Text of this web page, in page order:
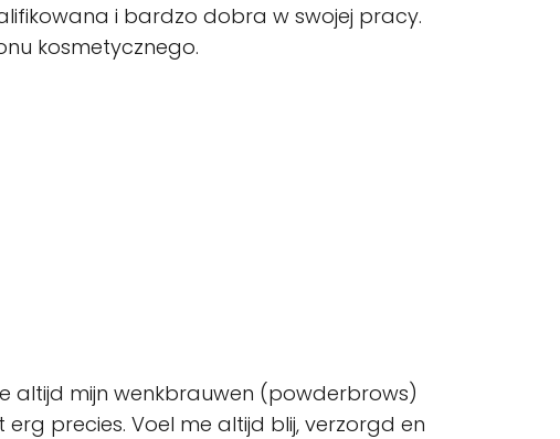
i bardzo dobra w swojej pracy.
kosmetycznego.
altijd mijn wenkbrauwen (powderbrows)
precies. Voel me altijd blij, verzorgd en